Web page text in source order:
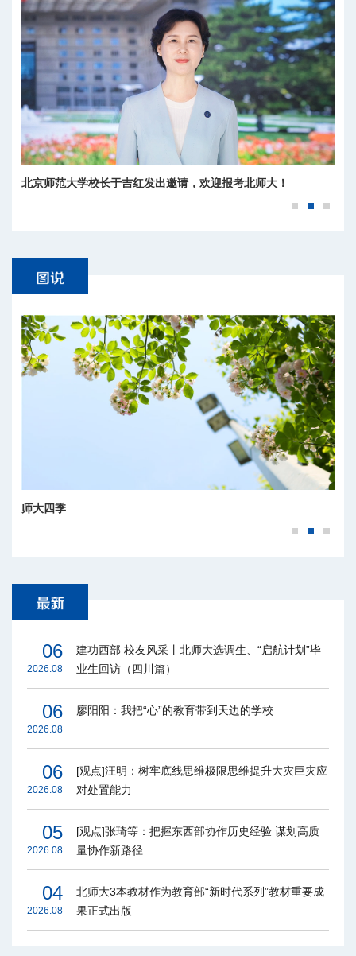
北京师范大学校长于吉红发出邀请，欢迎报考北师大！
师大四季
06
2026.08
建功西部 校友风采丨北师大选调生、“启航计划”毕
业生回访（四川篇）
06
2026.08
廖阳阳：我把“心”的教育带到天边的学校
06
2026.08
[观点]汪明：树牢底线思维极限思维提升大灾巨灾应
对处置能力
05
2026.08
[观点]张琦等：把握东西部协作历史经验 谋划高质
量协作新路径
04
2026.08
北师大3本教材作为教育部“新时代系列”教材重要成
果正式出版